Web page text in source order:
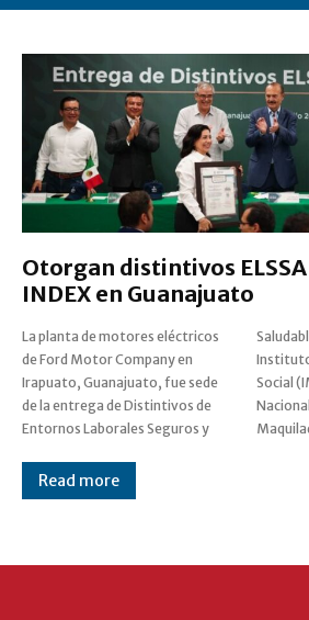
Otorgan distintivos
INDEX en Guanajuato
La planta de motores eléctricos
de Ford Motor Company en
Irapuato, Guanajuato, fue sede
de la entrega de Distintivos de
Entornos Laborales Seguros y
Saludables (ELSSA) por parte del
Instituto Mexicano del Seguro
Social (IMSS) y el Consejo
Nacional de la Industria
Read more